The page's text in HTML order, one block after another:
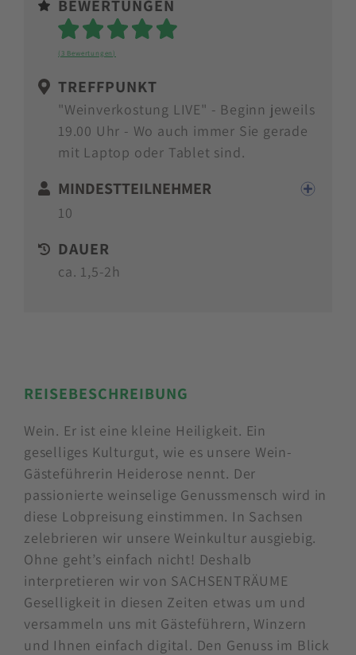
REISEBESCHREIBUNG
Wein. Er ist eine kleine Heiligkeit. Ein
geselliges Kulturgut, wie es unsere Wein-
Gästeführerin Heiderose nennt. Der
passionierte weinselige Genussmensch wird in
diese Lobpreisung einstimmen. In Sachsen
zelebrieren wir unsere Weinkultur ausgiebig.
Ohne geht’s einfach nicht! Deshalb
interpretieren wir von SACHSENTRÄUME
Geselligkeit in diesen Zeiten etwas um und
versammeln uns mit Gästeführern, Winzern
und Ihnen einfach digital. Den Genuss im Blick
BEWERTUNGEN
Sterne
(3 Bewertungen)
TREFFPUNKT
"Weinverkostung LIVE" - Beginn jeweils
19.00 Uhr - Wo auch immer Sie gerade
mit Laptop oder Tablet sind.
MINDESTTEILNEHMER
10
DAUER
ca. 1,5-2h